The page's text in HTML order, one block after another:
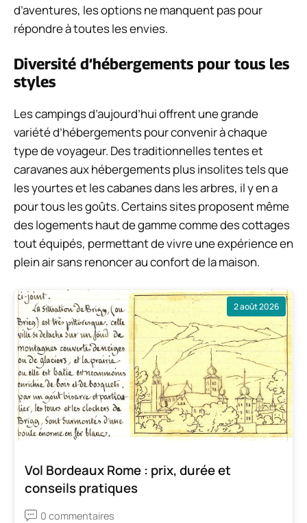
d’aventures, les options ne manquent pas pour
répondre à toutes les envies.
Diversité d’hébergements pour tous les
styles
Les campings d’aujourd’hui offrent une grande
variété d’hébergements pour convenir à chaque
type de voyageur. Des traditionnelles tentes et
caravanes aux hébergements plus insolites tels que
les yourtes et les cabanes dans les arbres, il y en a
pour tous les goûts. Certains sites proposent même
des logements haut de gamme comme des cottages
tout équipés, permettant de vivre une expérience en
plein air sans renoncer au confort de la maison.
2 août 2026
Vol Bordeaux Rome : prix, durée et
conseils pratiques
0 commentaires